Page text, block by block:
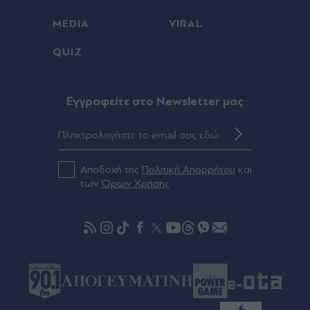
Έλληνες του εξωτερικού: Άνοιξε... λογαριασμό με
Φωτιές: Οριοθετήθηκε στο Κορωπί, νωρίτερα
Σουφλί, εναέρια μέσα στην Κομοτηνή (Εικόνες &
Πώς γινόµαστε ξένοι στο ίδιο µας το "σπίτι"
MEDIA VIRAL
QUIZ
Eγγραφείτε στο Newsletter μας
Αποδοχή της Πολιτική Απορρήτου και
τωνΌρων Χρήσης